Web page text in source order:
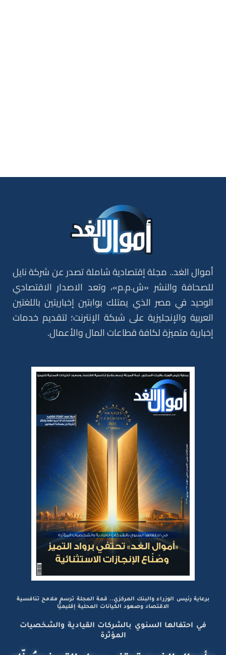
أموال الغد.. مجلة إقتصادية شاملة تصدر عن شركة نايل
للصحافة والنشر «ش.م.م»، وتعد الاصدار الاقتصادي
الوحيد في مصر الذي يمتلك بوابتين إخباريتين باللغتين
العربية والإنجليزية على شبكة الإنترنت؛ لتقديم خدمات
إخبارية متميزة لكافة قطاعات المال والأعمال.
برعاية رئيس الوزراء والبنك المركزي.. قمة المجلة ترسم ملامح تنافسية
الاقتصاد وصعود الكيانات المحلية إقليميًّا
في احتفالها السنوي بالشركات القيادية والشخصيات
المؤثرة